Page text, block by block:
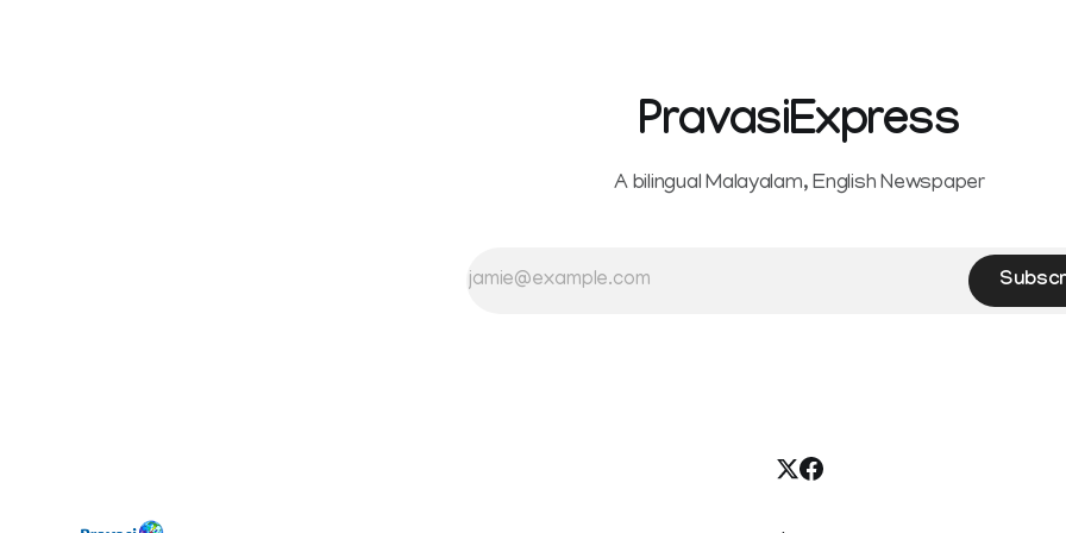
PravasiExpress
A bilingual Malayalam, English Newspaper